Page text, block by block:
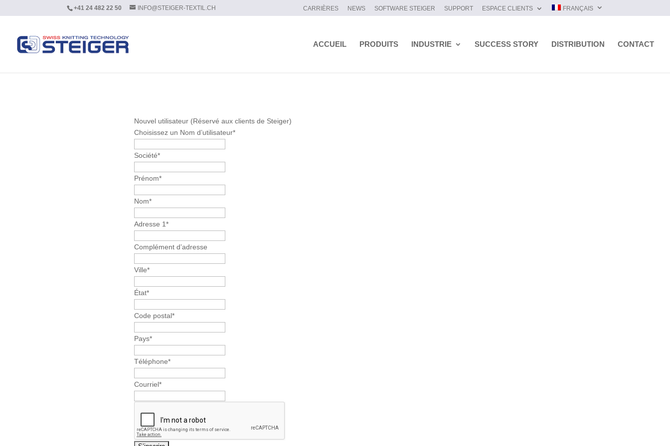
+41 24 482 22 50 INFO@STEIGER-TEXTIL.CH CARRIÈRES NEWS SOFTWARE STEIGER SUPPORT ESPACE CLIENTS FRANÇAIS
ACCUEIL PRODUITS INDUSTRIE SUCCESS STORY DISTRIBUTION CONTACT
Nouvel utilisateur (Réservé aux clients de Steiger)
Choisissez un Nom d’utilisateur*
Société*
Prénom*
Nom*
Adresse 1*
Complément d’adresse
Ville*
État*
Code postal*
Pays*
Téléphone*
Courriel*